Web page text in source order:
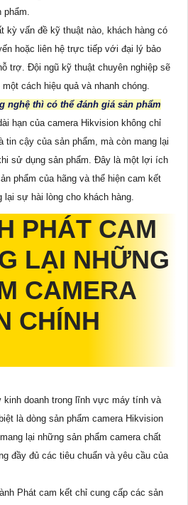
phẩm.
kỳ vấn đề kỹ thuật nào, khách hàng có
hoặc liên hệ trực tiếp với đại lý bảo
trợ. Đội ngũ kỹ thuật chuyên nghiệp sẽ
cách hiệu quả và nhanh chóng.
nghệ thì có thể đánh giá sản phẩm
hạn của camera Hikvision không chỉ
tin cậy của sản phẩm, mà còn mang lại
sử dụng sản phẩm. Đây là một lợi ích
phẩm của hãng và thể hiện cam kết
lại sự hài lòng cho khách hàng.
PHÁT CAM
LẠI NHỮNG
CAMERA
CHÍNH
kinh doanh trong lĩnh vực máy tính và
là dòng sản phẩm camera Hikvision
lại những sản phẩm camera chất
đầy đủ các tiêu chuẩn và yêu cầu của
Phát cam kết chỉ cung cấp các sản